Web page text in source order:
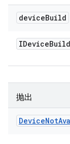
deviceBuild
IDeviceBuild
抛出
DeviceNot